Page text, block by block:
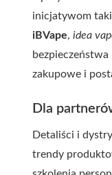
inicjatywom
iBVape, idea
zakupowe i
Dla
Detaliści i
trendy